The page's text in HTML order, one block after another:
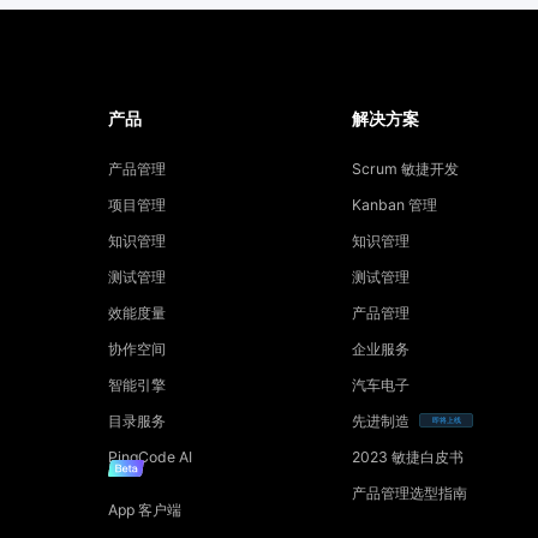
产品
产品管理
项目管理
知识管理
测试管理
效能度量
协作空间
智能引擎
目录服务
PingCode AI
App 客户端
解决方案
Scrum 敏捷开发
Kanban 管理
知识管理
测试管理
产品管理
企业服务
汽车电子
先进制造
即将上线
2023 敏捷白皮书
产品管理选型指南